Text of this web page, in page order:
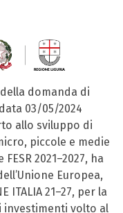
della domanda di
03/05/2024
allo sviluppo di
piccole e medie
2021–2027, ha
Europea,
ITALIA 21–27, per la
investimenti volto al